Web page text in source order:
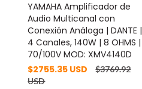
YAMAHA Amplificador de
Audio Multicanal con
Conexión Análoga | DANTE |
4 Canales, 140W | 8 OHMS |
70/100V MOD: XMV4140D
$2755.35 USD
$3769.92
USD